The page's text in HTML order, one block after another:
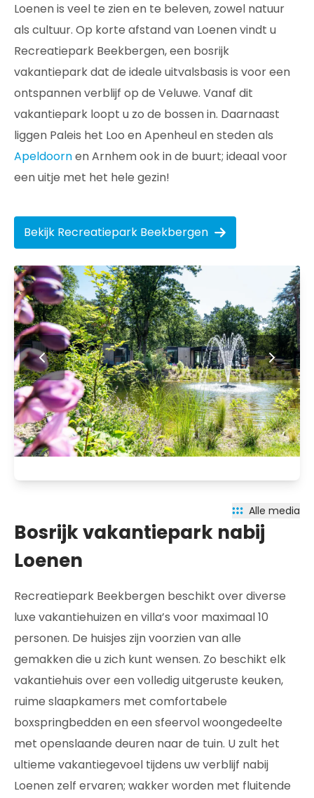
Loenen is veel te zien en te beleven, zowel natuur
als cultuur. Op korte afstand van Loenen vindt u
Recreatiepark Beekbergen, een bosrijk
vakantiepark dat de ideale uitvalsbasis is voor een
ontspannen verblijf op de Veluwe. Vanaf dit
vakantiepark loopt u zo de bossen in. Daarnaast
liggen Paleis het Loo en Apenheul en steden als
Apeldoornen Arnhem ook in de buurt; ideaal voor
een uitje met het hele gezin!
Bekijk Recreatiepark Beekbergen
Alle media
Bosrijk vakantiepark nabij
Loenen
Recreatiepark Beekbergen beschikt over diverse
luxe vakantiehuizen en villa’s voor maximaal 10
personen. De huisjes zijn voorzien van alle
gemakken die u zich kunt wensen. Zo beschikt elk
vakantiehuis over een volledig uitgeruste keuken,
ruime slaapkamers met comfortabele
boxspringbedden en een sfeervol woongedeelte
met openslaande deuren naar de tuin. U zult het
ultieme vakantiegevoel tijdens uw verblijf nabij
Loenen zelf ervaren; wakker worden met fluitende